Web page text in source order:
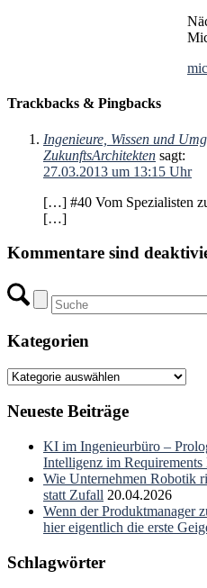
Trackbacks & Pingbacks
Ingenieure, Wissen und
ZukunftsArchitekten sagt:
27.03.2013 um 13:15 Uhr
[…] #40 Vom Spezialisten
[…]
Kommentare sind
Kategorien
Kategorien
Neueste Beiträge
KI im Ingenieurbüro –
Intelligenz im Requirements
Wie Unternehmen Robotik
statt Zufall 20.04.2026
Wenn der Produktmanager
hier eigentlich die erste
Schlagwörter